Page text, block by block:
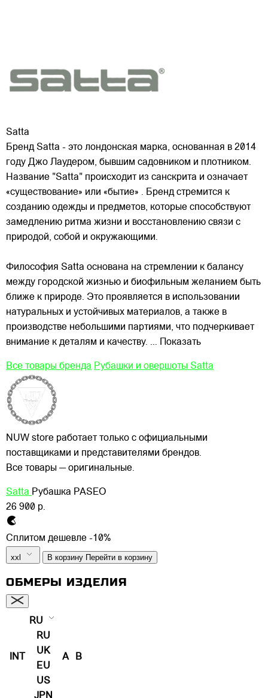
Satta
Бренд Satta - это лондонская марка, основанная в 2014
году Джо Лаудером, бывшим садовником и плотником.
Название "Satta" происходит из санскрита и означает
«существование» или «бытие» . Бренд стремится к
созданию одежды и предметов, которые способствуют
замедлению ритма жизни и восстановлению связи с
природой, собой и окружающими.
Философия Satta основана на стремлении к балансу
между городской жизнью и биофильным желанием быть
ближе к природе. Это проявляется в использовании
натуральных и устойчивых материалов, а также в
производстве небольшими партиями, что подчеркивает
внимание к деталям и качеству. ... Показать
Все товары бренда Рубашки и овершоты Satta
NUW store работает только с официальными
поставщиками и представителями брендов.
Все товары — оригинальные.
Satta Рубашка PASEO
26 900 р.
Сплитом дешевле -10%
xxl В корзину Перейти в корзину
ОБМЕРЫ ИЗДЕЛИЯ
INT
RU
RU
UK
EU
US
A B